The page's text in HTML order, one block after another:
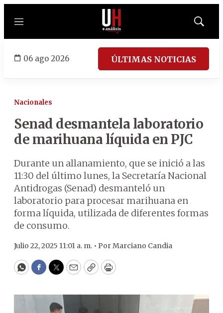
Menú
Mostrar
06 ago 2026 ÚLTIMAS NOTICIAS
Nacionales
Senad desmantela laboratorio
de marihuana líquida en PJC
Durante un allanamiento, que se inició a las
11:30 del último lunes, la Secretaría Nacional
Antidrogas (Senad) desmanteló un
laboratorio para procesar marihuana en
forma líquida, utilizada de diferentes formas
de consumo.
Julio 22, 2025 11:01 a. m. • PorMarciano Candia
WhatsApp
Facebook
Twitter
EmailCopyPrint